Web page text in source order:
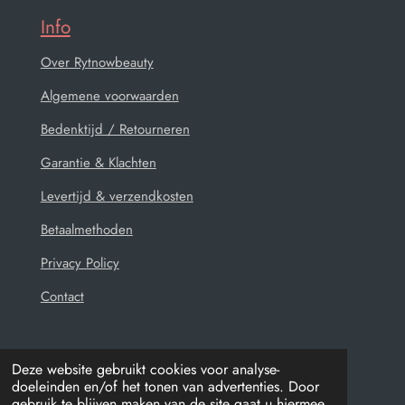
Deze website gebruikt cookies voor analyse-
doeleinden en/of het tonen van advertenties. Door
Info
Over Rytnowbeauty
Algemene voorwaarden
Bedenktijd / Retourneren
Garantie & Klachten
Levertijd & verzendkosten
Betaalmethoden
Privacy Policy
Contact
© 2021 - 2026 Rytnowbeauty